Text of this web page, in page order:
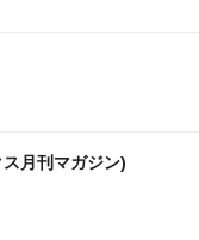
月刊マガジン)